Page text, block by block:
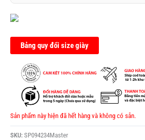
sao
Bảng quy đổi size giày
Sản phẩm này hiện đã hết hàng và không có sẵn.
SKU: SP094234Master